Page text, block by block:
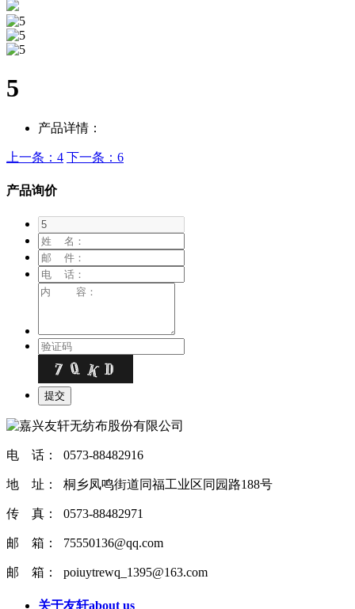
5
产品详情：
上一条：4 下一条：6
产品询价
电 话： 0573-88482916
地 址： 桐乡凤鸣街道同福工业区同园路188号
传 真： 0573-88482971
邮 箱： 75550136@qq.com
邮 箱： poiuytrewq_1395@163.com
关于友轩about us